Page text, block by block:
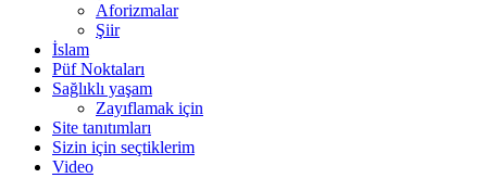
Aforizmalar
Şiir
İslam
Püf Noktaları
Sağlıklı yaşam
Zayıflamak için
Site tanıtımları
Sizin için seçtiklerim
Video